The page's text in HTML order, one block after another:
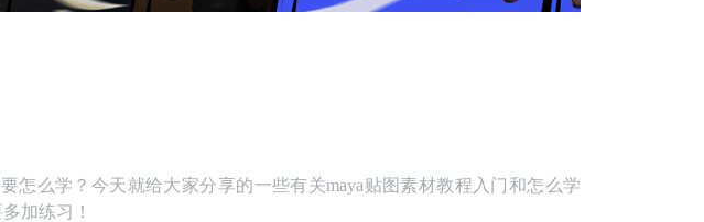
怎么学？今天就给大家分享的一些有关maya贴图素材教程入门和怎么学
加练习！